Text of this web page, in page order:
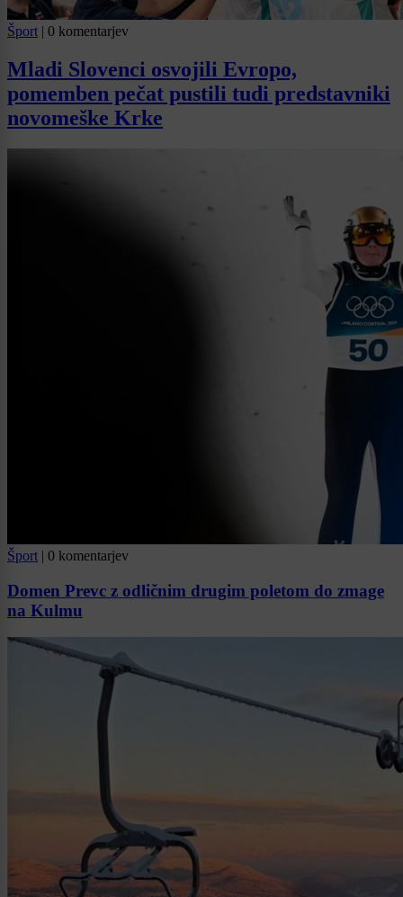
Šport | 0 komentarjev
Mladi Slovenci osvojili Evropo,
pomemben pečat pustili tudi predstavniki
novomeške Krke
Šport | 0 komentarjev
Domen Prevc z odličnim drugim poletom do zmage
na Kulmu